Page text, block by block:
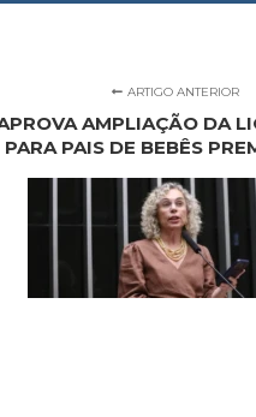
ARTIGO ANTERIOR
AMPLIAÇÃO DA
PARA PAIS DE BEBÊS